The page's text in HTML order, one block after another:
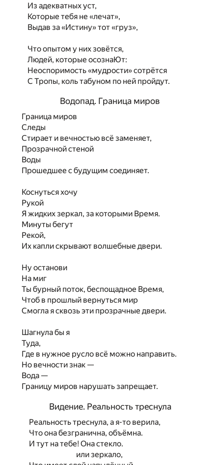
Из адекватных уст,
Которые тебя не «лечат»,
Выдав за «Истину» тот «груз»,
Что опытом у них зовётся,
Людей, которые осознаЮт:
Неоспоримость «мудрости» сотрётся
С Тропы, коль табуном по ней пройдут.
Водопад. Граница миров
Граница миров
Следы
Стирает и вечностью всё заменяет,
Прозрачной стеной
Воды
Прошедшее с будущим соединяет.
Коснуться хочу
Рукой
Я жидких зеркал, за которыми Время.
Минуты бегут
Рекой,
Их капли скрывают волшебные двери.
Ну останови
На миг
Ты бурный поток, беспощадное Время,
Чтоб в прошлый вернуться мир
Смогла я сквозь эти прозрачные двери.
Шагнула бы я
Туда,
Где в нужное русло всё можно направить.
Но вечности знак —
Вода —
Границу миров нарушать запрещает.
Видение. Реальность треснула
Реальность треснула, а я-то верила,
Что она безгранична, объёмна.
И тут на тебе! Она стекло.
или зеркало,